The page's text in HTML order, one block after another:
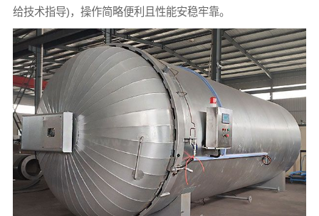
给技术指导)，操作简略便利且性能安稳牢靠。